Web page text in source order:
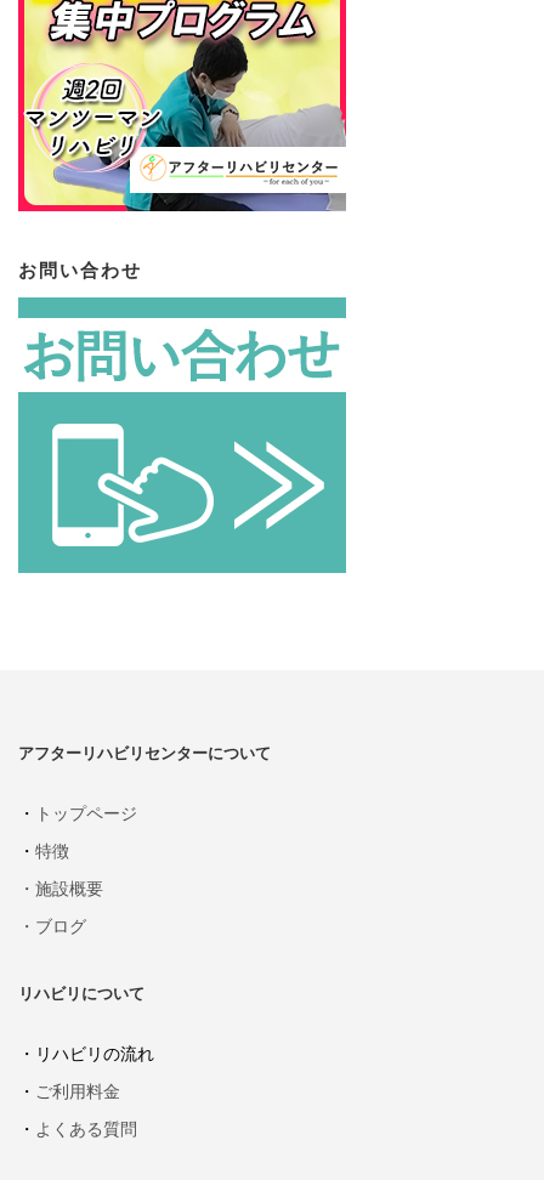
お問い合わせ
アフターリハビリセンターについて
・ トップページ
・ 特徴
・施設概要
・ブログ
リハビリについて
・リハビリの流れ
・ ご利用料金
・ よくある質問